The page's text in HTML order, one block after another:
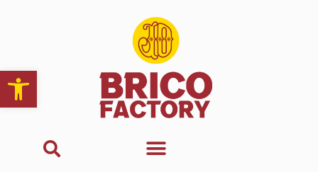
Abrir barra de herramientas